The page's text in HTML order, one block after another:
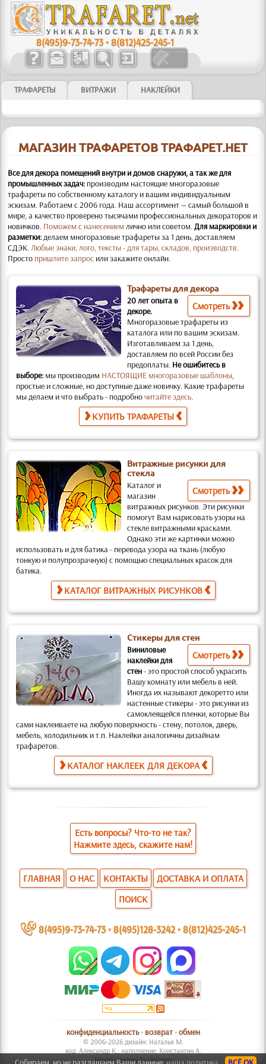
8(495)9-73-74-73 •8(812)425-245-1
ТРАФАРЕТЫ ВИТРАЖИ НАКЛЕЙКИ
МАГАЗИН ТРАФАРЕТОВ ТРАФАРЕТ.НЕТ
Все для декора помещений внутри и домов снаружи, а так же для
промышленных задач: производим настоящие многоразовые
трафареты по собственному каталогу и вашим индивидуальным
эскизам. Работаем с 2006 года. Наш ассортимент — самый большой в
мире, а качество проверено тысячами профессиональных декораторов и
новичков. Поможем с нанесением лично или советом.Для маркировки и
разметки:делаем многоразовые трафареты за 1 день, доставляем
СДЭК.Любые знаки, лого, тексты - для тары, складов, производств.
Просто пришлите запрос или закажите онлайн.
Трафареты для декора
Смотреть
20 лет опыта в
декоре.
Многоразовые трафареты из
каталога или по вашим эскизам.
Изготавливаем за 1 день,
доставляем по всей России без
предоплаты. Не ошибитесь в
выборе: мы производим НАСТОЯЩИЕ многоразовые шаблоны,
простые и слож­ные, но доступные даже новичку. Какие трафареты
мы делаем и что выбрать - подробночитайте здесь.
КУПИТЬ ТРАФАРЕТЫ
Витражные рисунки для
стекла
Смотреть
Каталог и
магазин
витражных рисунков.Эти рисунки
помогут Вам нарисовать узоры на
стекле витражными красками.
Однако эти же картинки можно
использовать и для батика- перевода узора на ткань (любую
тонкую и полупрозрачную) с помощью специальных красок для
батика.
КАТАЛОГ ВИТРАЖНЫХ РИСУНКОВ
Стикеры для стен
Смотреть
Виниловые
наклейки для
стен-это простой способ украсить
Вашу комнату или мебель в ней.
Иногда их называют декоретто или
настенные стикеры -это рисунки из
самоклеящейся пленки, которые Вы
сами наклеиваете на любую поверхность- стену, потолок, дверь,
мебель, холодильник и т.п. Наклейки аналогичны дизайнам
трафаретов.
КАТАЛОГ НАКЛЕЕК ДЛЯ ДЕКОРА
Есть вопросы? Что-то не так?
Нажмите здесь, скажите нам!
ГЛАВНАЯ О НАС КОНТАКТЫ
ДОСТАВКА И ОПЛАТА
ПОИСК
~ 8(495)9-73-74-73•8(495)128-3242•8(812)425-245-1
конфиденциальность• возврат•обмен
© 2006-2026 дизайн: Наталья М.
код: Александр К.; наполнение: Константин А.
Interior Vectors by Vecteezy